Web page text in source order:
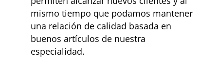
mismo tiempo que podamos mantener
una relación de calidad basada en
buenos artículos de nuestra
especialidad.